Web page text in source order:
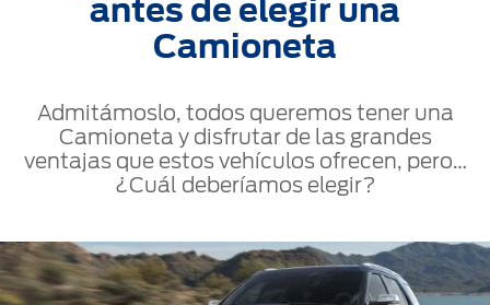
Cotízalos
Promociones
Beneficios
de
Servicio
Extensión
Garantía
Mi
Ford
Mi
Ford
Asistencia
Confort
Sesión
Iniciar
Sesión
Iniciar
Registrarse
antes de elegir una
Camioneta
Admitámoslo, todos queremos tener una
Camioneta y disfrutar de las grandes
ventajas que estos vehículos ofrecen, pero…
¿Cuál deberíamos elegir?